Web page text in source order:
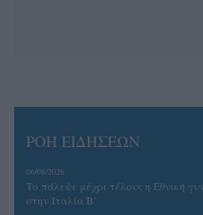
ΡΟΗ ΕΙΔΗΣΕΩΝ
06/08/2026
Το πάλεψε μέχρι τέλους η Εθνική
στην Ιταλία Β’